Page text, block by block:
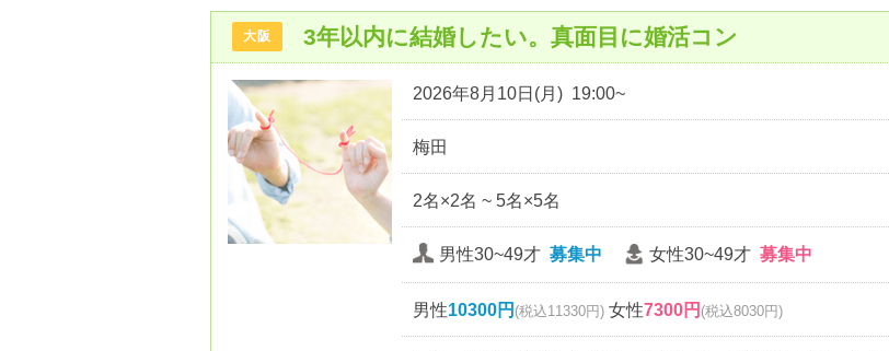
大阪 3年以内に結婚したい。真面目に婚活コン
2026年8月10日(月) 19:00~
梅田
2名×2名 ~ 5名×5名
男性30~49才 募集中 女性30~49才 募集中
男性10300円 (税込11330円) 女性7300円 (税込8030円)